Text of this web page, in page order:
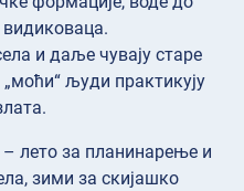
и даље чувају старе
људи практикују
лето за планинарење и
зими за скијашко